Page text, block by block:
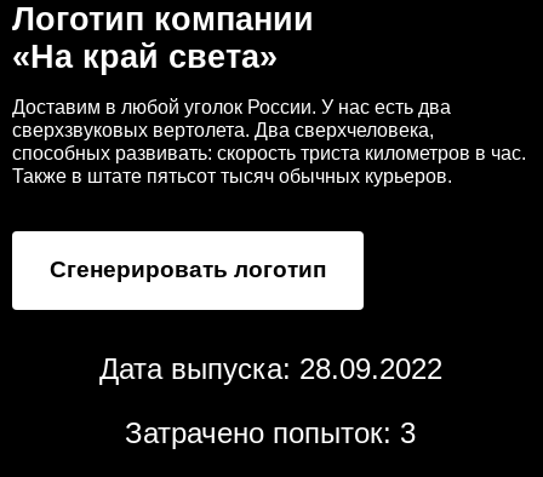
Логотип компании
«На край света»
Доставим в любой уголок России. У нас есть два
сверхзвуковых вертолета. Два сверхчеловека,
способных развивать: скорость триста километров в час.
Также в штате пятьсот тысяч обычных курьеров.
Сгенерировать логотип
Дата выпуска: 28.09.2022
Затрачено попыток: 3